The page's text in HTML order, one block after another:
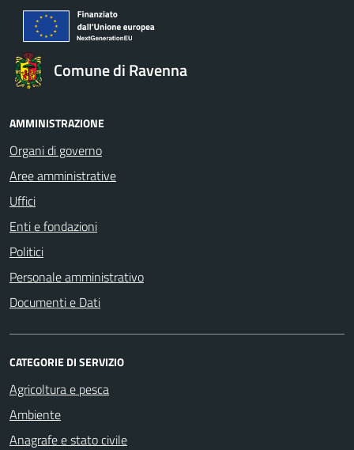
Comune di Ravenna
AMMINISTRAZIONE
Organi di governo
Aree amministrative
Uffici
Enti e fondazioni
Politici
Personale amministrativo
Documenti e Dati
CATEGORIE DI SERVIZIO
Agricoltura e pesca
Ambiente
Anagrafe e stato civile